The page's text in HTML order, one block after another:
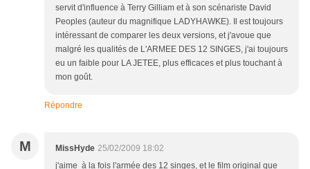
servit d'influence à Terry Gilliam et à son scénariste David
Peoples (auteur du magnifique LADYHAWKE). Il est toujours
intéressant de comparer les deux versions, et j'avoue que
malgré les qualités de L'ARMEE DES 12 SINGES, j'ai toujours
eu un faible pour LA JETEE, plus efficaces et plus touchant à
mon goût.
Répondre
M MissHyde 25/02/2009 18:02
j'aime à la fois l'armée des 12 singes, et le film original que